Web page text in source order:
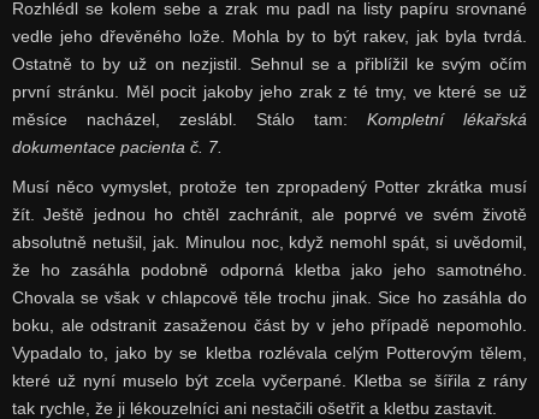
Rozhlédl se kolem sebe a zrak mu padl na listy papíru srovnané
vedle jeho dřevěného lože. Mohla by to být rakev, jak byla tvrdá.
Ostatně to by už on nezjistil. Sehnul se a přiblížil ke svým očím
první stránku. Měl pocit jakoby jeho zrak z té tmy, ve které se už
měsíce nacházel, zeslábl. Stálo tam:Kompletní lékařská
dokumentace pacienta č. 7.
Musí něco vymyslet, protože ten zpropadený Potter zkrátka musí
žít. Ještě jednou ho chtěl zachránit, ale poprvé ve svém životě
absolutně netušil, jak. Minulou noc, když nemohl spát, si uvědomil,
že ho zasáhla podobně odporná kletba jako jeho samotného.
Chovala se však v chlapcově těle trochu jinak. Sice ho zasáhla do
boku, ale odstranit zasaženou část by v jeho případě nepomohlo.
Vypadalo to, jako by se kletba rozlévala celým Potterovým tělem,
které už nyní muselo být zcela vyčerpané. Kletba se šířila z rány
tak rychle, že ji lékouzelníci ani nestačili ošetřit a kletbu zastavit.